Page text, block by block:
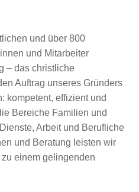
und über 800
und Mitarbeiter
– das christliche
Auftrag unseres Gründers
kompetent, effizient und
Bereiche Familien und
Arbeit und Berufliche
und Beratung leisten wir
einem gelingenden